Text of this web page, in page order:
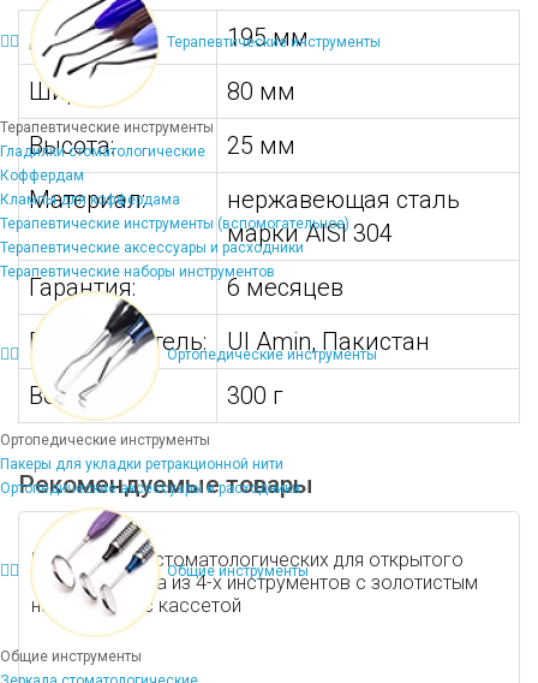
Терапевтические инструменты
Терапевтические инструменты
Гладилки стоматологические
Коффердам
Клампы для коффердама
Терапевтические инструменты (вспомогательное)
Терапевтические аксессуары и расходники
Терапевтические наборы инструментов
Ортопедические инструменты
Ортопедические инструменты
Пакеры для укладки ретракционной нити
Ортопедические аксессуары и расходники
Общие инструменты
Общие инструменты
Длина:
195 мм
Ширина:
80 мм
Высота:
25 мм
Материал:
нержавеющая сталь
марки AISI 304
Гарантия:
6 месяцев
Производитель:
Ul Amin, Пакистан
Вес:
300 г
Рекомендуемые товары
Набор кюрет стоматологических для открытого
синус-лифтинга из 4-х инструментов с золотистым
напылением с кассетой